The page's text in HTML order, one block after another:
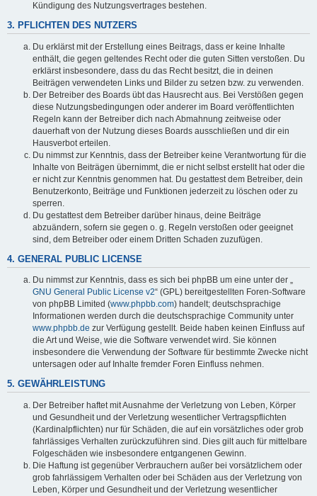
Kündigung des Nutzungsvertrages bestehen.
3. PFLICHTEN DES NUTZERS
Du erklärst mit der Erstellung eines Beitrags, dass er keine Inhalte
enthält, die gegen geltendes Recht oder die guten Sitten verstoßen. Du
erklärst insbesondere, dass du das Recht besitzt, die in deinen
Beiträgen verwendeten Links und Bilder zu setzen bzw. zu verwenden.
Der Betreiber des Boards übt das Hausrecht aus. Bei Verstößen gegen
diese Nutzungsbedingungen oder anderer im Board veröffentlichten
Regeln kann der Betreiber dich nach Abmahnung zeitweise oder
dauerhaft von der Nutzung dieses Boards ausschließen und dir ein
Hausverbot erteilen.
Du nimmst zur Kenntnis, dass der Betreiber keine Verantwortung für die
Inhalte von Beiträgen übernimmt, die er nicht selbst erstellt hat oder die
er nicht zur Kenntnis genommen hat. Du gestattest dem Betreiber, dein
Benutzerkonto, Beiträge und Funktionen jederzeit zu löschen oder zu
sperren.
Du gestattest dem Betreiber darüber hinaus, deine Beiträge
abzuändern, sofern sie gegen o. g. Regeln verstoßen oder geeignet
sind, dem Betreiber oder einem Dritten Schaden zuzufügen.
4. GENERAL PUBLIC LICENSE
Du nimmst zur Kenntnis, dass es sich bei phpBB um eine unter der „
GNU General Public License v2“ (GPL) bereitgestellten Foren-Software
von phpBB Limited (www.phpbb.com) handelt; deutschsprachige
Informationen werden durch die deutschsprachige Community unter
www.phpbb.de zur Verfügung gestellt. Beide haben keinen Einfluss auf
die Art und Weise, wie die Software verwendet wird. Sie können
insbesondere die Verwendung der Software für bestimmte Zwecke nicht
untersagen oder auf Inhalte fremder Foren Einfluss nehmen.
5. GEWÄHRLEISTUNG
Der Betreiber haftet mit Ausnahme der Verletzung von Leben, Körper
und Gesundheit und der Verletzung wesentlicher Vertragspflichten
(Kardinalpflichten) nur für Schäden, die auf ein vorsätzliches oder grob
fahrlässiges Verhalten zurückzuführen sind. Dies gilt auch für mittelbare
Folgeschäden wie insbesondere entgangenen Gewinn.
Die Haftung ist gegenüber Verbrauchern außer bei vorsätzlichem oder
grob fahrlässigem Verhalten oder bei Schäden aus der Verletzung von
Leben, Körper und Gesundheit und der Verletzung wesentlicher